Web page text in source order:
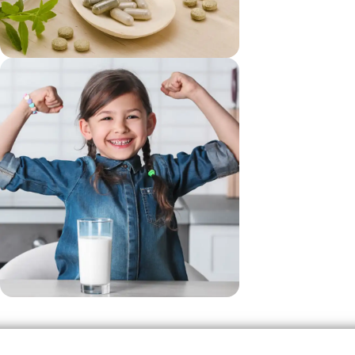
vezi si...
Suplimente
vezi si...